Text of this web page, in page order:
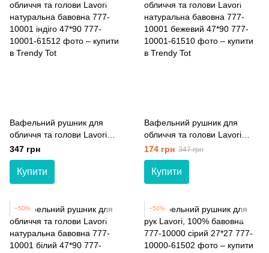
Вафельний рушник для
обличчя та голови Lavori
натуральна бавовна 777-
10001 індіго 47*90
347 грн
Купити
Вафельний рушник для
обличчя та голови Lavori
натуральна бавовна 777-
10001 бежевий 47*90
174 грн 347 грн
Купити
−50% −50%